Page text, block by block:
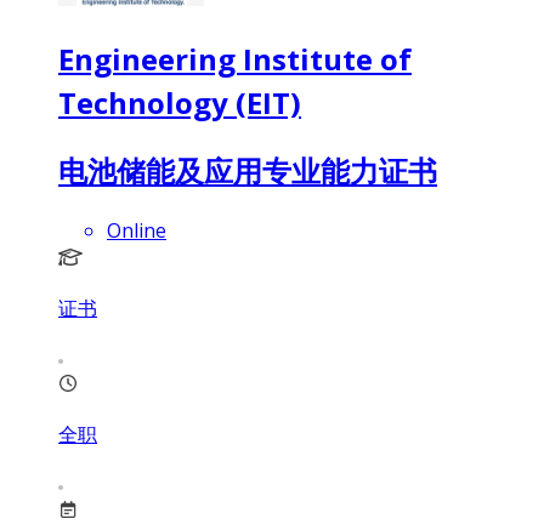
Engineering Institute of
Technology (EIT)
电池储能及应用专业能力证书
Online
证书
全职